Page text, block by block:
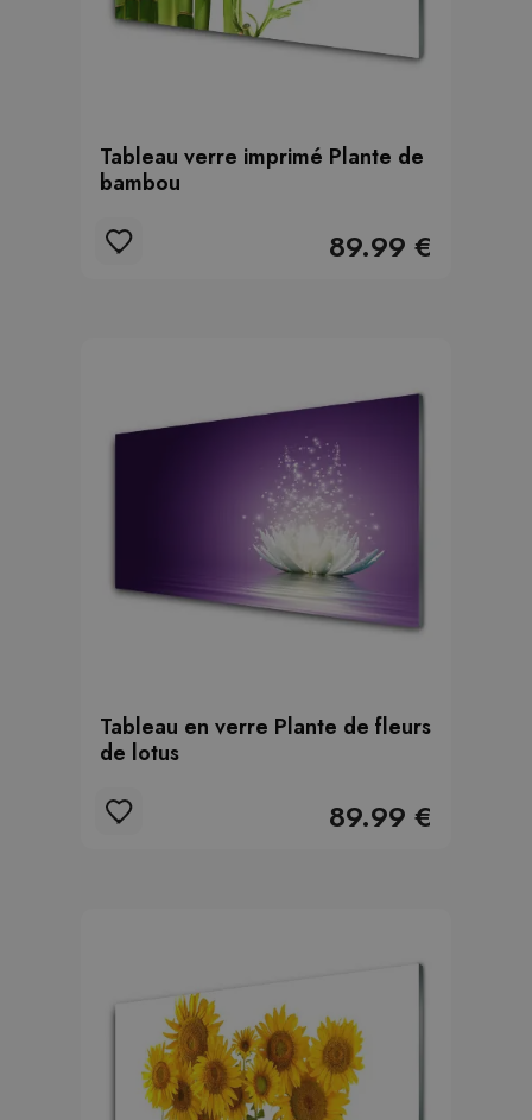
Tableau verre imprimé Plante de
bambou
89.99 €
Tableau en verre Plante de fleurs
de lotus
89.99 €